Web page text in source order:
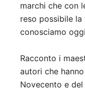
marchi che con
reso possibile
conosciamo
Racconto i
autori che
Novecento e